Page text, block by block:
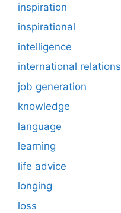
inspiration
inspirational
intelligence
international relations
job generation
knowledge
language
learning
life advice
longing
loss